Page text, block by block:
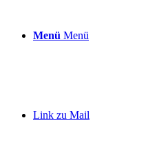
Menü Menü
Link zu Mail